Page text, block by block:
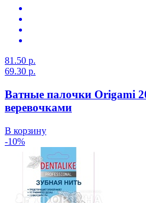
81.50 р.
69.30 р.
Ватные палочки Origami
веревочками
В корзину
-10%